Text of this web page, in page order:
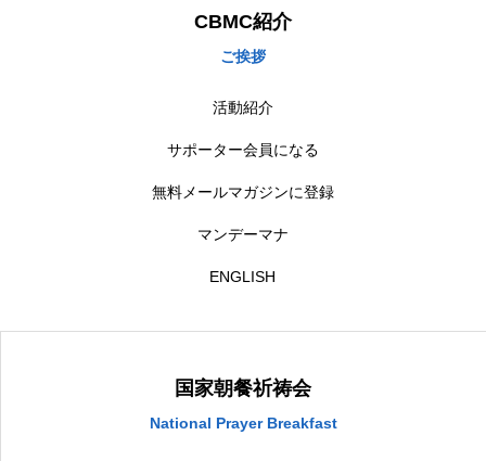
CBMC紹介
ご挨拶
活動紹介
サポーター会員になる
無料メールマガジンに登録
マンデーマナ
ENGLISH
国家朝餐祈祷会
National Prayer Breakfast